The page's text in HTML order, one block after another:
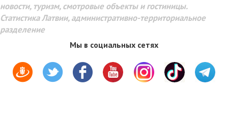
новости, туризм, смотровые объекты и гостиницы.
Статистика Латвии, административно-территориальное
разделение
Мы в социальных сетях